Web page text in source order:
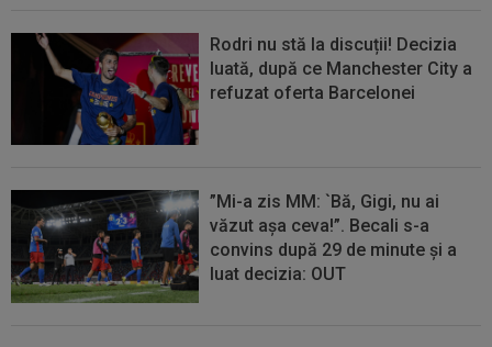
Rodri nu stă la discuții! Decizia
luată, după ce Manchester City a
refuzat oferta Barcelonei
”Mi-a zis MM: `Bă, Gigi, nu ai
văzut așa ceva!”. Becali s-a
convins după 29 de minute și a
luat decizia: OUT